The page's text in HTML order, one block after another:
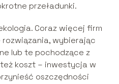
przeładunki.
Coraz więcej firm
wybierając
lub te pochodzące z
koszt – inwestycja w
oszczędności